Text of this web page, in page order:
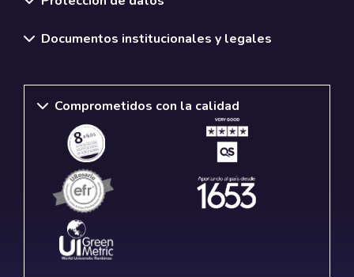
Documentos institucionales y legales
Comprometidos con la calidad